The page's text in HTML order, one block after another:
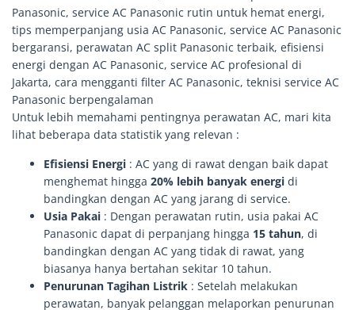
Untuk lebih memahami pentingnya perawatan AC, mari kita
lihat beberapa data statistik yang relevan :
Efisiensi Energi : AC yang di rawat dengan baik dapat
menghemat hingga 20% lebih banyak energi di
bandingkan dengan AC yang jarang di service.
Usia Pakai : Dengan perawatan rutin, usia pakai AC
Panasonic dapat di perpanjang hingga 15 tahun, di
bandingkan dengan AC yang tidak di rawat, yang
biasanya hanya bertahan sekitar 10 tahun.
Penurunan Tagihan Listrik : Setelah melakukan
perawatan, banyak pelanggan melaporkan penurunan